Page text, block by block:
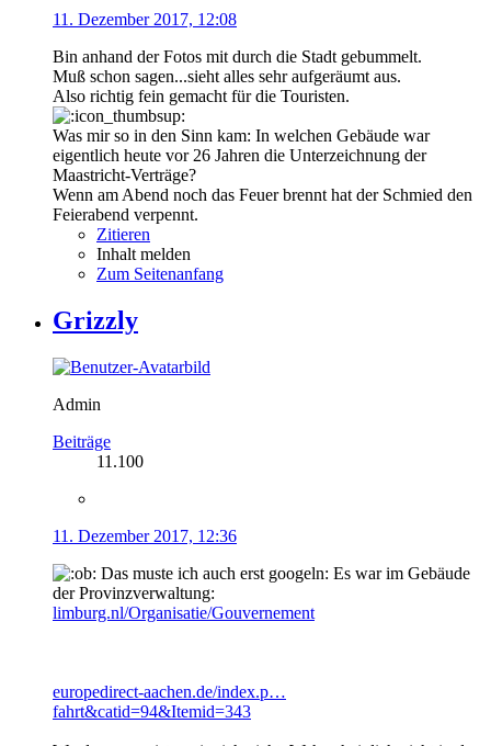
11. Dezember 2017, 12:08
Bin anhand der Fotos mit durch die Stadt gebummelt.
Muß schon sagen...sieht alles sehr aufgeräumt aus.
Also richtig fein gemacht für die Touristen.
Was mir so in den Sinn kam: In welchen Gebäude war
eigentlich heute vor 26 Jahren die Unterzeichnung der
Maastricht-Verträge?
Wenn am Abend noch das Feuer brennt hat der Schmied den
Feierabend verpennt.
Zitieren
Inhalt melden
Zum Seitenanfang
Grizzly
Admin
Beiträge
11.100
11. Dezember 2017, 12:36
Das muste ich auch erst googeln: Es war im Gebäude
der Provinzverwaltung:
limburg.nl/Organisatie/Gouvernement
europedirect-aachen.de/index.p…
fahrt&catid=94&Itemid=343